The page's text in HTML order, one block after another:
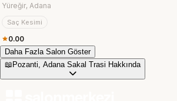
Yüreğir, Adana
Saç Kesimi
0.00
Daha Fazla Salon Göster
📖 Pozanti, Adana Sakal Trasi Hakkında